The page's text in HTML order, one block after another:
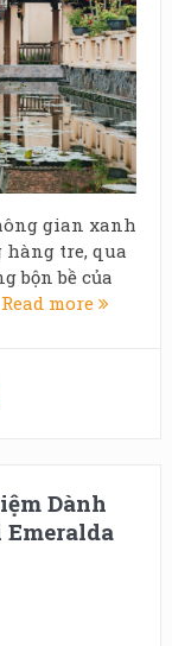
gian xanh
hàng tre, qua
bộn bề của
Read more
Dành
Emeralda